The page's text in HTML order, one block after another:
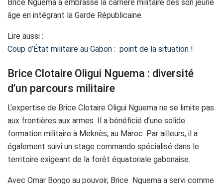
Brice Nguema a embrassé la carrière militaire dès son jeune
âge en intégrant la Garde Républicaine.
Lire aussi :
Coup d’État militaire au Gabon : point de la situation !
Brice Clotaire Oligui Nguema : diversité
d’un parcours militaire
L’expertise de Brice Clotaire Oligui Nguema ne se limite pas
aux frontières aux armes. Il a bénéficié d’une solide
formation militaire à Meknès, au Maroc. Par ailleurs, il a
également suivi un stage commando spécialisé dans le
territoire exigeant de la forêt équatoriale gabonaise.
Avec Omar Bongo au pouvoir, Brice Nguema a servi comme